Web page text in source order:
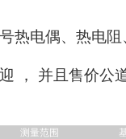
热电偶、热电
， 并且售价公
测量范围